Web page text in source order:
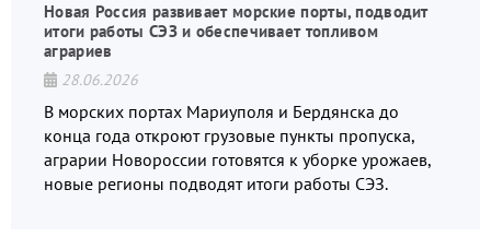
Новая Россия развивает морские порты, подводит
итоги работы СЭЗ и обеспечивает топливом
аграриев
28.06.2026
В морских портах Мариуполя и Бердянска до
конца года откроют грузовые пункты пропуска,
аграрии Новороссии готовятся к уборке урожаев,
новые регионы подводят итоги работы СЭЗ.